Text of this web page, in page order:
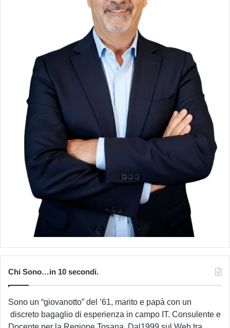
Chi Sono…in 10 secondi.
Sono un “giovanotto” del ’61, marito e papà con un
discreto bagaglio di esperienza in campo IT. Consulente e